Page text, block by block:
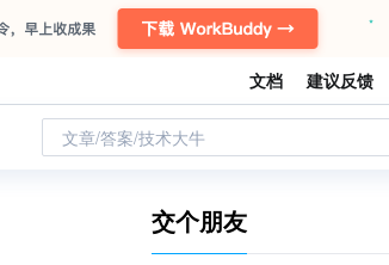
文档 建议反馈
文章/答案/技术大牛
交个朋友